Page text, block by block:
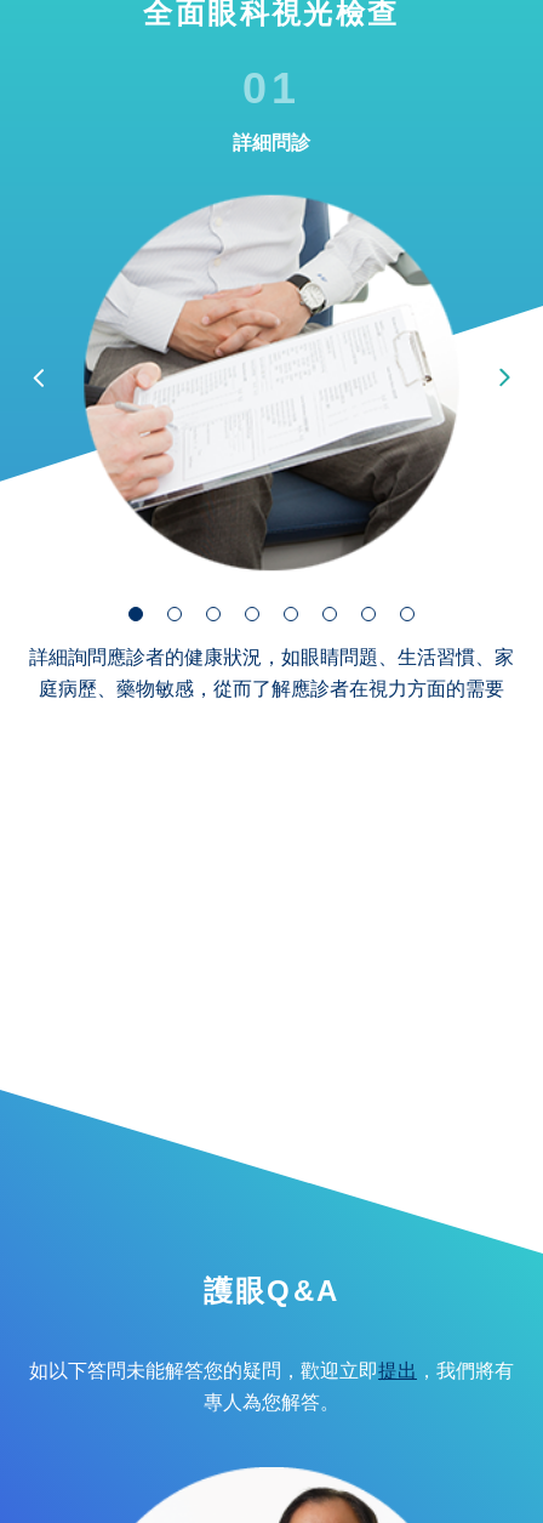
全面眼科視光檢查
01
詳細問診
詳細詢問應診者的健康狀況，如眼睛問題、生活習慣、家
庭病歷、藥物敏感，從而了解應診者在視力方面的需要
護眼Q&A
如以下答問未能解答您的疑問，歡迎立即提出 ，我們將有
專人為您解答。